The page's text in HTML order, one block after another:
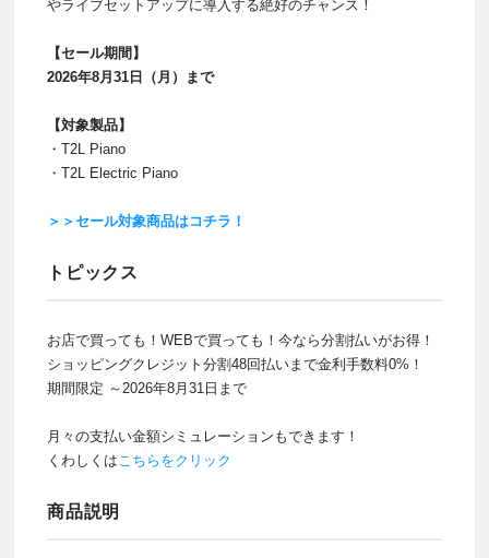
やライブセットアップに導入する絶好のチャンス！
【セール期間】
2026年8月31日（月）まで
【対象製品】
・T2L Piano
・T2L Electric Piano
＞＞セール対象商品はコチラ！
トピックス
お店で買っても！WEBで買っても！今なら分割払いがお得！
ショッピングクレジット分割48回払いまで金利手数料0%！
期間限定 ～2026年8月31日まで
月々の支払い金額シミュレーションもできます！
くわしくはこちらをクリック
商品説明